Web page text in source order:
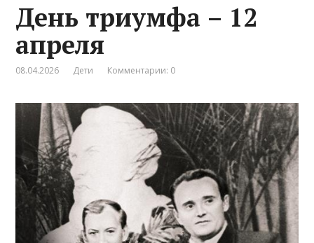
День триумфа – 12
апреля
08.04.2026 Дети Комментарии: 0